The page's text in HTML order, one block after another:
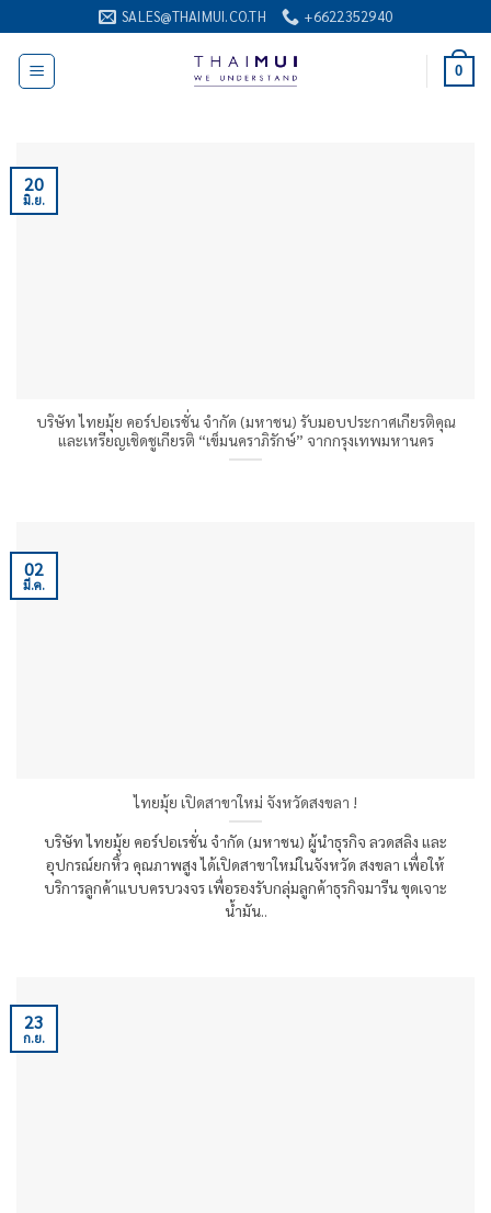
ไป
เนื้อหา
SALES@THAIMUI.CO.TH +6622352940
0
บริษัท ไทยมุ้ย คอร์ปอเรชั่น จำกัด (มหาชน) รับมอบประกาศเกียรติคุณ
และเหรียญเชิดชูเกียรติ “เข็มนคราภิรักษ์” จากกรุงเทพมหานคร
20
มิ.ย.
ไทยมุ้ย เปิดสาขาใหม่ จังหวัดสงขลา !
บริษัท ไทยมุ้ย คอร์ปอเรชั่น จำกัด (มหาชน) ผู้นำธุรกิจ ลวดสลิง และ
อุปกรณ์ยกหิ้ว คุณภาพสูง ได้เปิดสาขาใหม่ในจังหวัด สงขลา เพื่อให้
บริการลูกค้าแบบครบวงจร เพื่อรองรับกลุ่มลูกค้าธุรกิจมารีน ขุดเจาะ
น้ำมัน..
02
มี.ค.
23
ก.ย.